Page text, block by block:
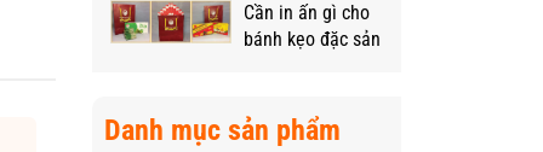
Cần in ấn gì cho
bánh kẹo đặc sản
phẩm?
Danh mục sản phẩm